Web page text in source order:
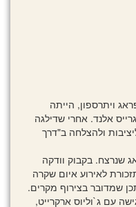
ויתרספון, הייתה
אלנד. אחרי שדילגה
ולהצלחה ב"דרך
שנרצח. בקבוק וודקה
לאירוע איום שקרה
שמדובר בצירוף מקרים.
עם ג`וליוס ארקרייט,